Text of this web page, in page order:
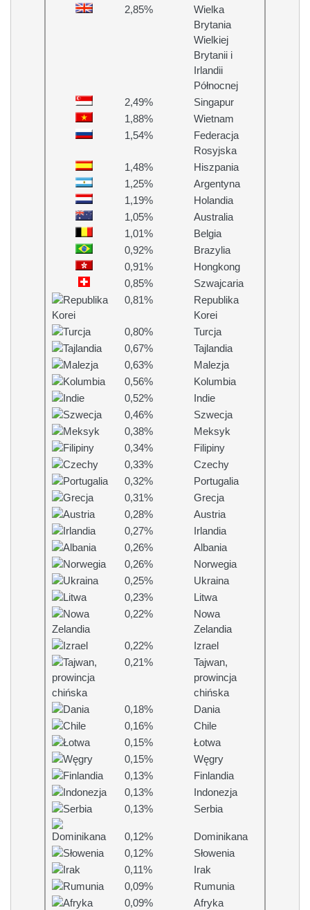
2,85%
Wielka
Brytania
Wielkiej
Brytanii i
Irlandii
Północnej
2,49%
Singapur
1,88%
Wietnam
1,54%
Federacja
Rosyjska
1,48%
Hiszpania
1,25%
Argentyna
1,19%
Holandia
1,05%
Australia
1,01%
Belgia
0,92%
Brazylia
0,91%
Hongkong
0,85%
Szwajcaria
0,81%
Republika
Korei
0,80%
Turcja
0,67%
Tajlandia
0,63%
Malezja
0,56%
Kolumbia
0,52%
Indie
0,46%
Szwecja
0,38%
Meksyk
0,34%
Filipiny
0,33%
Czechy
0,32%
Portugalia
0,31%
Grecja
0,28%
Austria
0,27%
Irlandia
0,26%
Albania
0,26%
Norwegia
0,25%
Ukraina
0,23%
Litwa
0,22%
Nowa
Zelandia
0,22%
Izrael
0,21%
Tajwan,
prowincja
chińska
0,18%
Dania
0,16%
Chile
0,15%
Łotwa
0,15%
Węgry
0,13%
Finlandia
0,13%
Indonezja
0,13%
Serbia
0,12%
Dominikana
0,12%
Słowenia
0,11%
Irak
0,09%
Rumunia
0,09%
Afryka